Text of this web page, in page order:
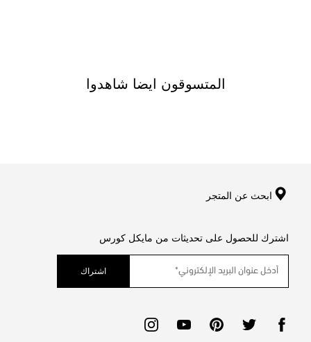
المتسوقون ايضا شاهدوا
ابحث عن المتجر
اشترك للحصول على تحديثات من مايكل كورس
اشتراك